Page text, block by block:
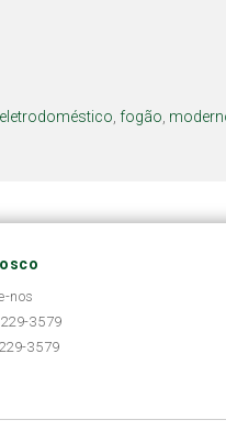
eletrodoméstico fogão
nos
3579
3579